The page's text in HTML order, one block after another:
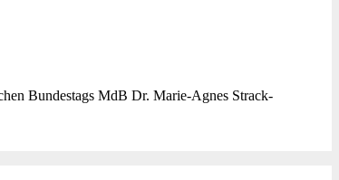
Bundestags MdB Dr. Marie-Agnes Strack-